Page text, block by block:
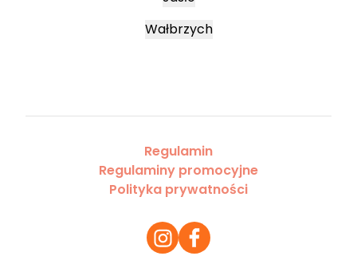
Wałbrzych
Regulamin
Regulaminy promocyjne
Polityka prywatności